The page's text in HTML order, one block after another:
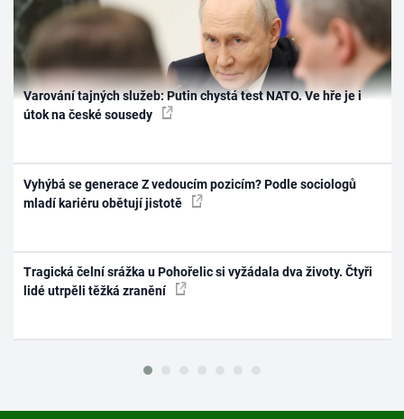
Varování tajných služeb: Putin chystá test NATO. Ve hře je i
útok na české sousedy
Vyhýbá se generace Z vedoucím pozicím? Podle sociologů
mladí kariéru obětují jistotě
Tragická čelní srážka u Pohořelic si vyžádala dva životy. Čtyři
lidé utrpěli těžká zranění